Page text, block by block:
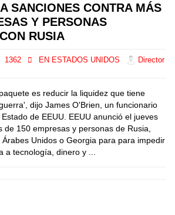
SANCIONES CONTRA MÁS
Y PERSONAS
RUSIA
1362 EN ESTADOS UNIDOS
Director
es reducir la liquidez que tiene
dijo James O'Brien, un funcionario
de EEUU. EEUU anunció el jueves
de 150 empresas y personas de Rusia,
Unidos o Georgia para para impedir
a tecnología, dinero y ...